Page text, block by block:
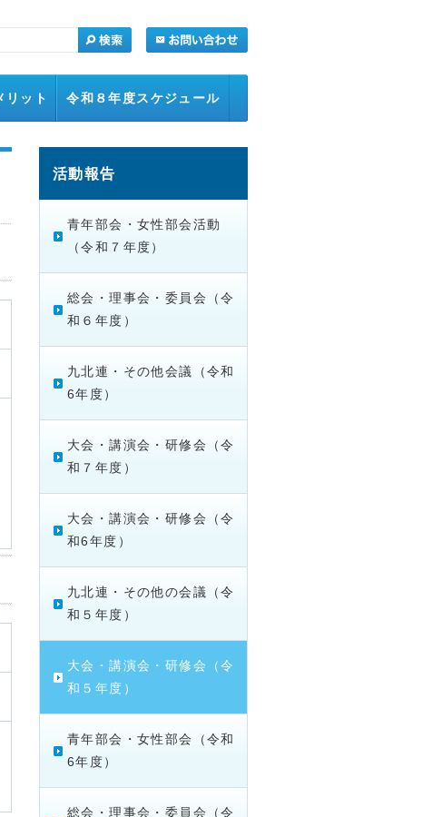
リット 令和８年度スケジュール
紹介動画 アクセス
活動報告
青年部会・女性部会活動
（令和７年度）
総会・理事会・委員会（令
和６年度）
九北連・その他会議（令和
6年度）
大会・講演会・研修会（令
和７年度）
大会・講演会・研修会（令
和6年度）
九北連・その他の会議（令
和５年度）
大会・講演会・研修会（令
和５年度）
青年部会・女性部会（令和
6年度）
総会・理事会・委員会（令